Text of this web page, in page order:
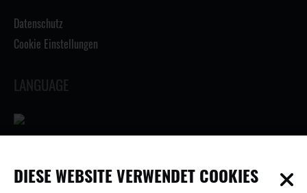
Datenschutz
Cookie Einstellungen
LANGUAGE
INFORMATIONEN
DIESE WEBSITE VERWENDET COOKIES